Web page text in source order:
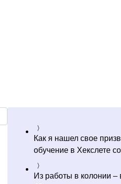
Как я нашел свое
обучение в Хекслете
Из работы в колонии –